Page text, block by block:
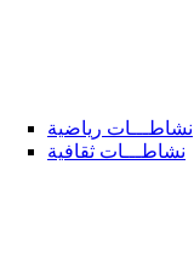
نشاطـــات رياضية
نشاطـــات ثقافية